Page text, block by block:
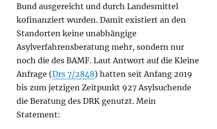
Bund ausgereicht und durch Landesmittel
kofinanziert wurden. Damit existiert an den
Standorten keine unabhängige
Asylverfahrensberatung mehr, sondern nur
noch die des BAMF. Laut Antwort auf die Kleine
Anfrage (Drs 7/2848) hatten seit Anfang 2019
bis zum jetzigen Zeitpunkt 927 Asylsuchende
die Beratung des DRK genutzt. Mein
Statement: